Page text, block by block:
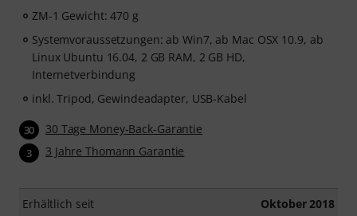
ZM-1 Gewicht: 470 g
Systemvoraussetzungen: ab Win7, ab Mac OSX 10.9, ab
Linux Ubuntu 16.04, 2 GB RAM, 2 GB HD,
Internetverbindung
inkl. Tripod, Gewindeadapter, USB-Kabel
30 30 Tage Money-Back-Garantie
3 3 Jahre Thomann Garantie
Erhältlich seit Oktober 2018